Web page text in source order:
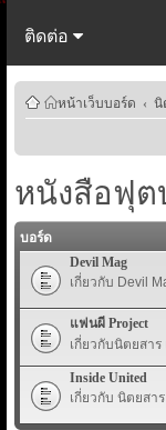
ติดต่อ
หน้าเว็บบอร์ด ‹ นิ
หนังสือฟุต
บอร์ด
Devil Mag
เกี่ยวกับ Devil
แฟนผี Project
เกี่ยวกับนิตยสา
Inside United
เกี่ยวกับ นิตยสา